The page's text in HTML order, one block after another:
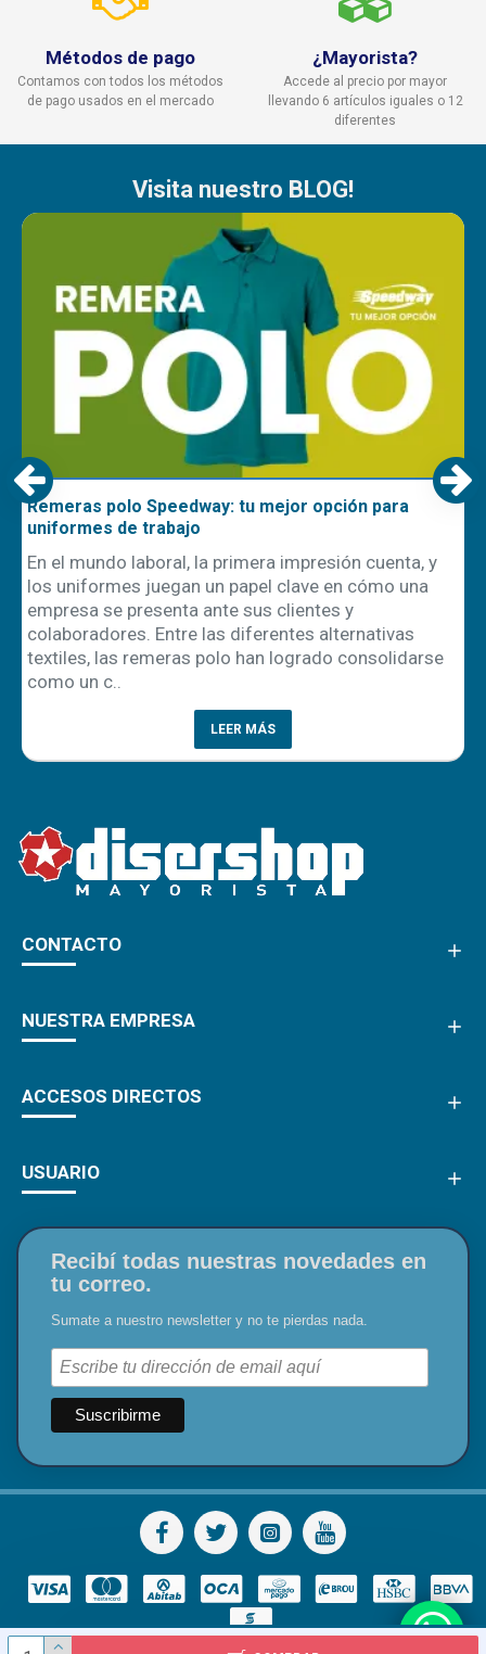
Métodos de pago
Contamos con todos los métodos
de pago usados en el mercado
¿Mayorista?
Accede al precio por mayor
llevando 6 artículos iguales o 12
diferentes
Visita nuestro BLOG!
Remeras polo Speedway: tu mejor opción para
uniformes de trabajo
En el mundo laboral, la primera impresión cuenta, y
los uniformes juegan un papel clave en cómo una
empresa se presenta ante sus clientes y
colaboradores. Entre las diferentes alternativas
textiles, las remeras polo han logrado consolidarse
como un c..
LEER MÁS
CONTACTO
NUESTRA EMPRESA
ACCESOS DIRECTOS
USUARIO
Recibí todas nuestras novedades en
tu correo.
Sumate a nuestro newsletter y no te pierdas nada.